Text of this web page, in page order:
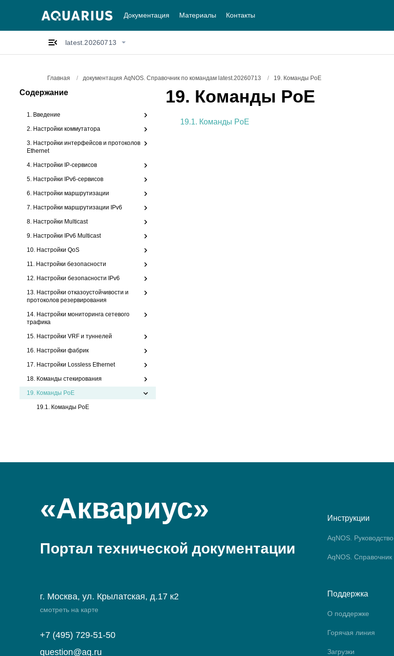
Документация Материалы Контакты
latest.20260713
Главная / документация AqNOS. Справочник по командам latest.20260713 / 19. Команды PoE
Содержание
1. Введение
2. Настройки коммутатора
3. Настройки интерфейсов и протоколов
Ethernet
4. Настройки IP-сервисов
5. Настройки IPv6-сервисов
6. Настройки маршрутизации
7. Настройки маршрутизации IPv6
8. Настройки Multicast
9. Настройки IPv6 Multicast
10. Настройки QoS
11. Настройки безопасности
12. Настройки безопасности IPv6
13. Настройки отказоустойчивости и
протоколов резервирования
14. Настройки мониторинга сетевого
трафика
15. Настройки VRF и туннелей
16. Настройки фабрик
17. Настройки Lossless Ethernet
18. Команды стекирования
19. Команды PoE
19.1. Команды PoE
19. Команды PoE
19.1. Команды PoE
«Аквариус»
Портал технической документации
г. Москва, ул. Крылатская, д.17 к2
смотреть на карте
+7 (495) 729-51-50
question@aq.ru
Инструкции
AqNOS. Руководство
AqNOS. Справочник
Поддержка
О поддержке
Горячая линия
Загрузки